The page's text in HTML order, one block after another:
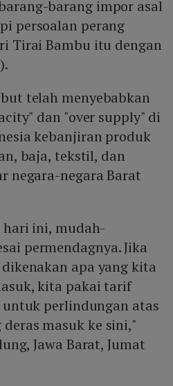
barang impor asal
persoalan perang
Tirai Bambu itu dengan
telah menyebabkan
dan "over supply" di
kebanjiran produk
baja, tekstil, dan
negara-negara Barat
hari ini, mudah-
permendagnya. Jika
apa yang kita
kita pakai tarif
perlindungan atas
masuk ke sini,"
Jawa Barat, Jumat